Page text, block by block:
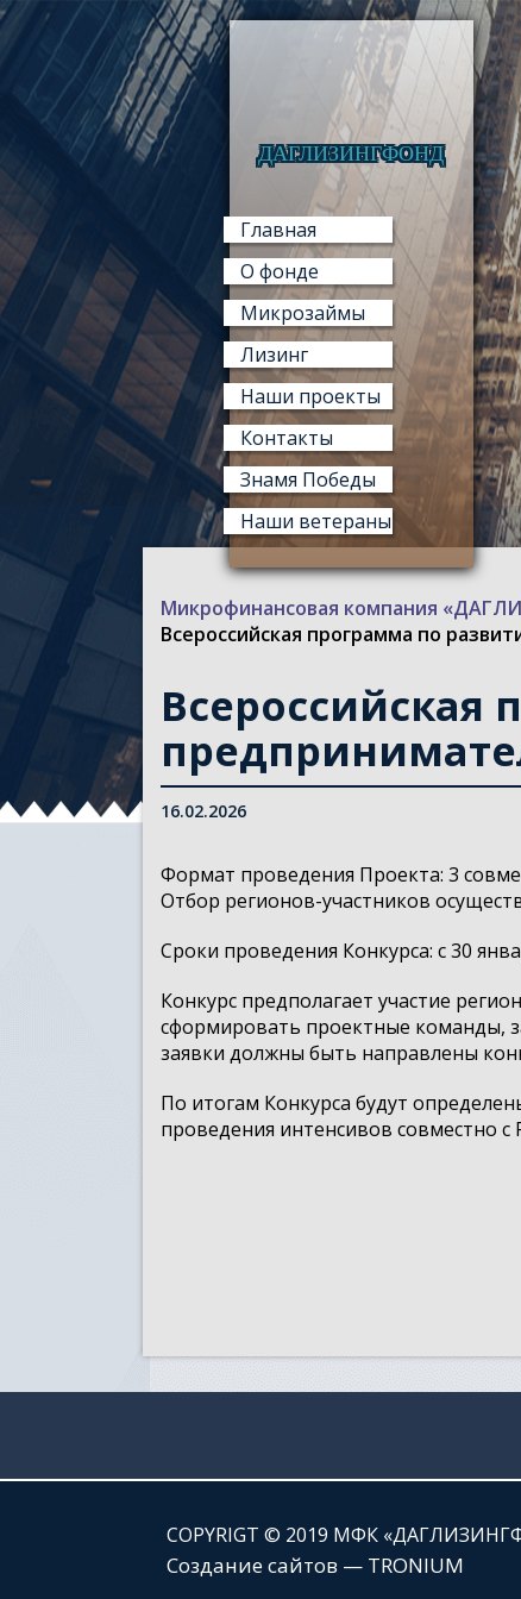
ДАГЛИЗИНГФОНД
Главная
О фонде
Микрозаймы
Лизинг
Наши проекты
Контакты
Знамя Победы
Наши ветераны
Микрофинансовая компания
Всероссийская программа по
16.02.2026
Формат проведения Проекта: 3
Отбор регионов-участников
Сроки проведения Конкурса: с 30
Конкурс предполагает участие
сформировать проектные команды,
заявки должны быть направлены
По итогам Конкурса будут
проведения интенсивов совместно
СOPYRIGT © 2019 МФК
Создание сайтов — TRONIUM